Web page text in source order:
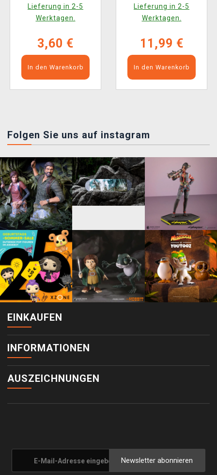
Lieferung in 2-5
Werktagen.
3,60 €
In den Warenkorb
Lieferung in 2-5
Werktagen.
11,99 €
In den Warenkorb
Folgen Sie uns auf instagram
EINKAUFEN
INFORMATIONEN
AUSZEICHNUNGEN
Newsletter abonnieren